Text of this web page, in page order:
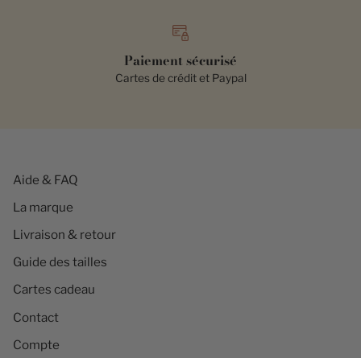
Paiement sécurisé
Cartes de crédit et Paypal
Aide & FAQ
La marque
Livraison & retour
Guide des tailles
Cartes cadeau
Contact
Compte